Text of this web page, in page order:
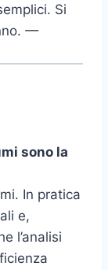
Si
—
sono la
In pratica
e,
l’analisi